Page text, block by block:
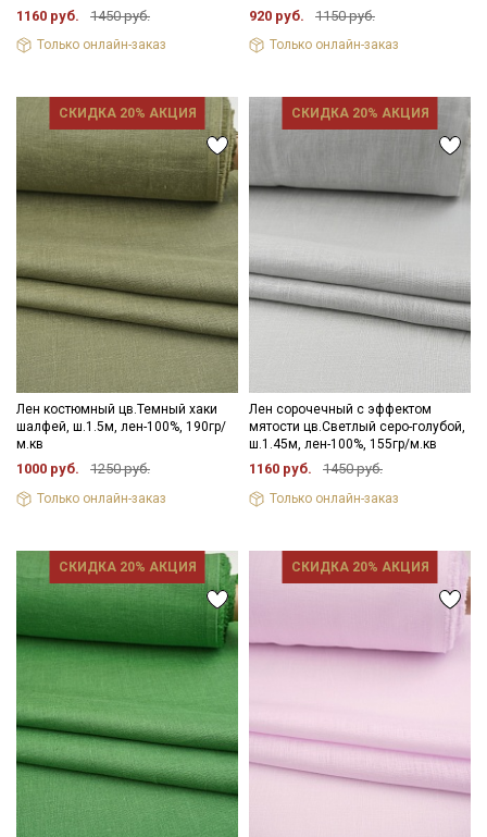
1160 руб. 1450 руб.
Только онлайн-заказ
920 руб. 1150 руб.
Только онлайн-заказ
СКИДКА 20% АКЦИЯ
Лен костюмный цв.Темный хаки
шалфей, ш.1.5м, лен-100%, 190гр/
м.кв
1000 руб. 1250 руб.
Только онлайн-заказ
СКИДКА 20% АКЦИЯ
Лен сорочечный с эффектом
мятости цв.Светлый серо-голубой,
ш.1.45м, лен-100%, 155гр/м.кв
1160 руб. 1450 руб.
Только онлайн-заказ
СКИДКА 20% АКЦИЯ СКИДКА 20% АКЦИЯ